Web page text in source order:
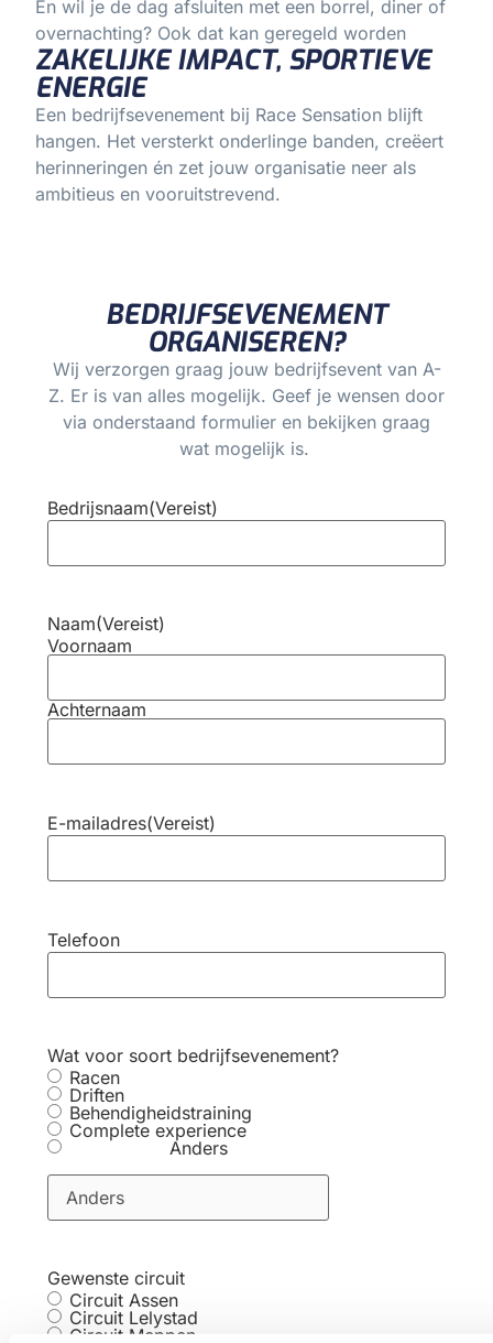
En wil je de dag afsluiten met een borrel, diner of
overnachting? Ook dat kan geregeld worden
ZAKELIJKE IMPACT, SPORTIEVE
ENERGIE
Een bedrijfsevenement bij Race Sensation blijft
hangen. Het versterkt onderlinge banden, creëert
herinneringen én zet jouw organisatie neer als
ambitieus en vooruitstrevend.
BEDRIJFSEVENEMENT
ORGANISEREN?
Wij verzorgen graag jouw bedrijfsevent van A-
Z. Er is van alles mogelijk. Geef je wensen door
via onderstaand formulier en bekijken graag
wat mogelijk is.
Bedrijsnaam(Vereist)
Naam(Vereist)
Voornaam
Achternaam
E-mailadres(Vereist)
Telefoon
Wat voor soort bedrijfsevenement?
Racen
Driften
Behendigheidstraining
Complete experience
Anders
Gewenste circuit
Circuit Assen
Circuit Lelystad
Circuit Meppen